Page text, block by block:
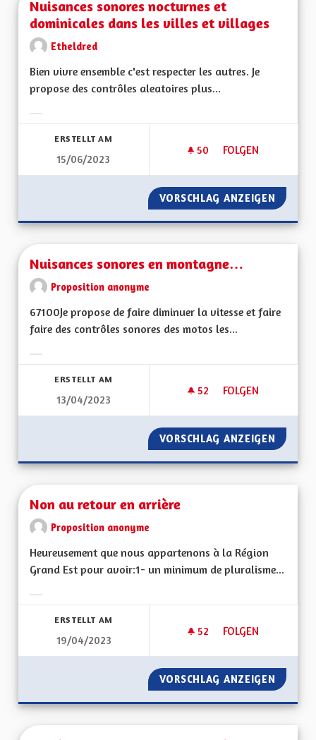
Nuisances sonores nocturnes et
dominicales dans les villes et villages
Etheldred
Bien vivre ensemble c'est respecter les autres. Je
propose des contrôles aleatoires plus...
ERSTELLT AM
15/06/2023
50 50 FOLLOWER
FOLGEN
NUISANCES
VORSCHLAG ANZEIGEN
Nuisances sonores en montagne…
Proposition anonyme
67100Je propose de faire diminuer la vitesse et faire
faire des contrôles sonores des motos les...
ERSTELLT AM
13/04/2023
52 52 FOLLOWER
FOLGEN
NUISANCES
VORSCHLAG ANZEIGEN
Non au retour en arrière
Proposition anonyme
Heureusement que nous appartenons à la Région
Grand Est pour avoir:1- un minimum de pluralisme...
ERSTELLT AM
19/04/2023
52 52 FOLLOWER
FOLGEN
NON AU RETOUR
VORSCHLAG ANZEIGEN NON